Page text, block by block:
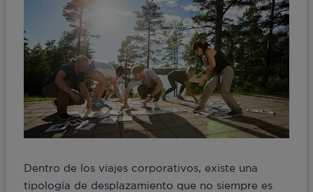
Dentro de los viajes corporativos, existe una
tipología de desplazamiento que no siempre es